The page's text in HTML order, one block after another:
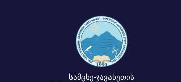
სამცხე-ჯავახეთის